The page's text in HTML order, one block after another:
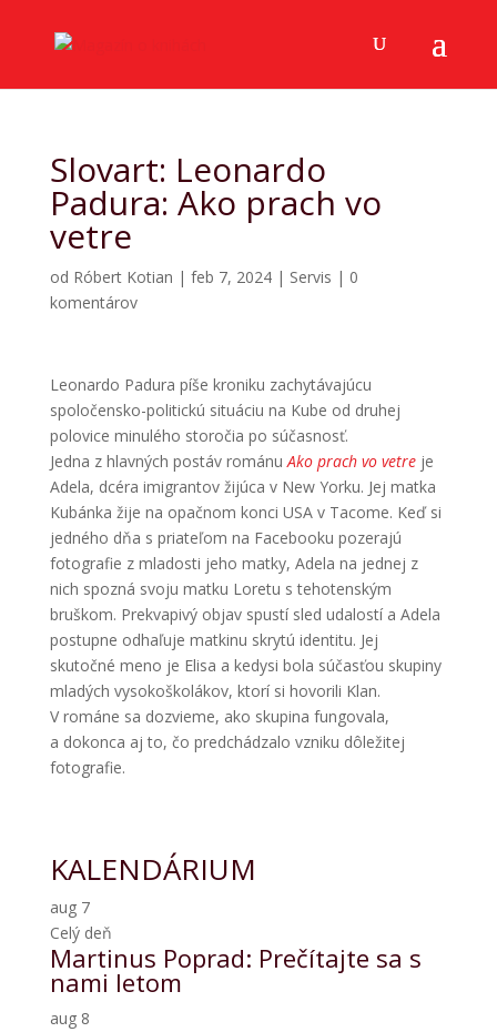
Slovart: Leonardo
Padura: Ako prach vo
vetre
od Róbert Kotian | feb 7, 2024| Servis | 0
komentárov
Leonardo Padura píše kroniku zachytávajúcu
spoločensko-politickú situáciu na Kube od druhej
polovice minulého storočia po súčasnosť.
Jedna z hlavných postáv románuAko prach vo vetreje
Adela, dcéra imigrantov žijúca v New Yorku. Jej matka
Kubánka žije na opačnom konci USA v Tacome. Keď si
jedného dňa s priateľom na Facebooku pozerajú
fotografie z mladosti jeho matky, Adela na jednej z
nich spozná svoju matku Loretu s tehotenským
bruškom. Prekvapivý objav spustí sled udalostí a Adela
postupne odhaľuje matkinu skrytú identitu. Jej
skutočné meno je Elisa a kedysi bola súčasťou skupiny
mladých vysokoškolákov, ktorí si hovorili Klan.
V románe sa dozvieme, ako skupina fungovala,
a dokonca aj to, čo predchádzalo vzniku dôležitej
fotografie.
KALENDÁRIUM
aug 7
Celý deň
Martinus Poprad: Prečítajte sa s
nami letom
aug 8